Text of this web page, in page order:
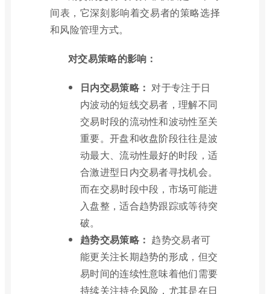
间表，它深刻影响着交易者的策略选择
和风险管理方式。
对交易策略的影响：
日内交易策略： 对于专注于日
内波动的短线交易者，理解不同
交易时段的流动性和波动性至关
重要。开盘和收盘阶段往往是波
动最大、流动性最好的时段，适
合激进型日内交易者寻找机会。
而在交易时段中段，市场可能进
入盘整，适合趋势跟踪或等待突
破。
趋势交易策略： 趋势交易者可
能更关注长期趋势的形成，但交
易时间的连续性意味着他们需要
持续关注持仓风险，尤其是在日